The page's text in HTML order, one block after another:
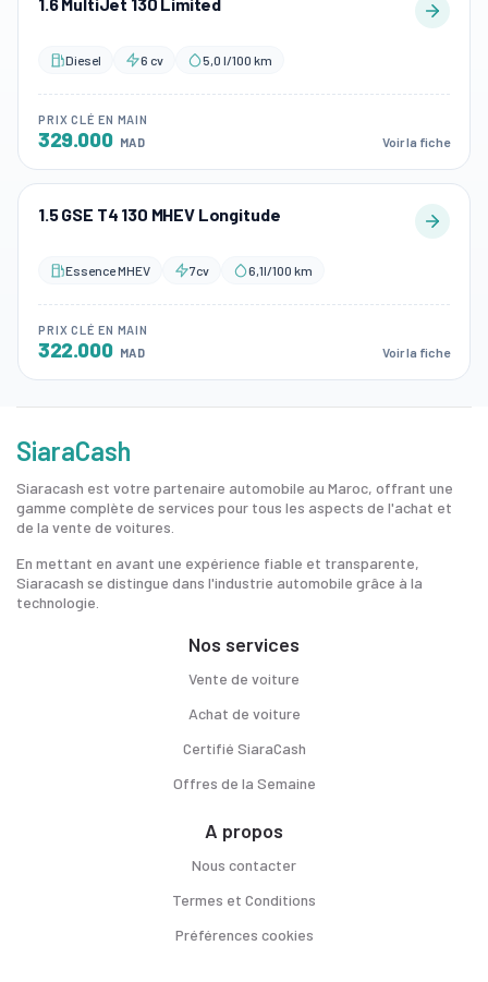
1.6 MultiJet 130 Limited
Diesel 6 cv 5,0 l/100 km
PRIX CLÉ EN MAIN
329.000 MAD Voir la fiche
1.5 GSE T4 130 MHEV Longitude
Essence MHEV 7cv 6,1l/100 km
PRIX CLÉ EN MAIN
322.000 MAD Voir la fiche
SiaraCash
Siaracash est votre partenaire automobile au Maroc, offrant une
gamme complète de services pour tous les aspects de l'achat et
de la vente de voitures.
En mettant en avant une expérience fiable et transparente,
Siaracash se distingue dans l'industrie automobile grâce à la
technologie.
Nos services
Vente de voiture
Achat de voiture
Certifié SiaraCash
Offres de la Semaine
A propos
Nous contacter
Termes et Conditions
Préférences cookies